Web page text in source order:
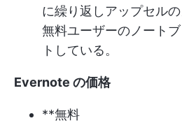
に繰り返しアップセルの
無料ユーザーのノート
トしている。
Evernote の価格
**無料